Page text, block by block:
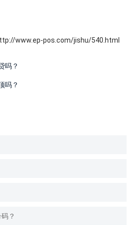
www.ep-pos.com/jishu/540.html
吗？
吗？
？